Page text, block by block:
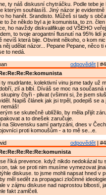
ty náš diskusní chytráčku. Podle tebe
kterým souhlasíš. Jiný názor je
ho hanět. Srandisto. Můžeš si tady s
to že někdo byl a je komunista, to zn.
ho navždy diskvalifikuje od VŠEHO
to tvoje arogantní flusnutí na 95% lidí
nevíš která bije. Obvinit někoho, o kom
něj udělat názor... Pepane Pepane, něco
to nedá.
odpovědět |
ty mudrlante, kolektivní vinu jsme tady už
zlí a blbí. Díváš se moc na současná
čtyři - plivat (všimni si, že jsem
Napiš článek jak jsi trpěl, podepiš se a
se skutečně ublížilo, by měla přijít
a to dnešek zaručuje.
na Slovensku samí partyzáni, dnes v
proti komoušům - a to mě se...e.
odpovědět |
říká prevence. když nikdo nedokázal tu
tak se proti nim musíme vymezovat
diskuse. to jsme mohli napsat hned v
měl sedět za propagaci zločinné
v zájmu diskuse nad naprostou blbostí,
fakt zamlčeli.